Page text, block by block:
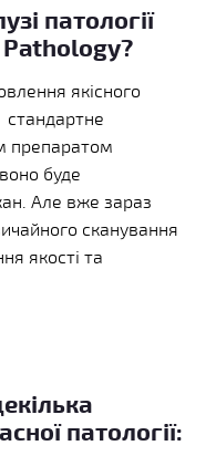
патології
якісного
стандартне
препаратом
буде
Але вже зараз
сканування
якості та
патології: